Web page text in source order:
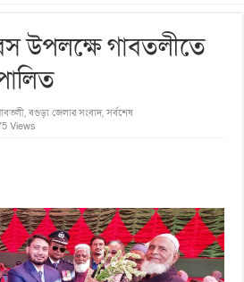
উপলক্ষে গাবতলীতে
,বগুড়া জেলার সংবাদ,সর্বশেষ
Views